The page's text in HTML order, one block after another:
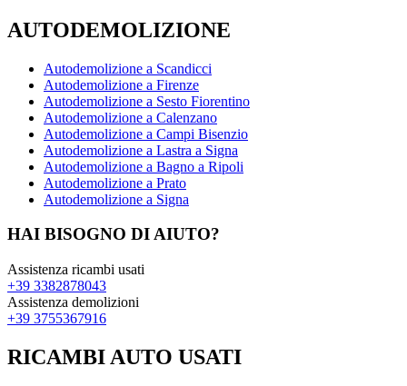
AUTODEMOLIZIONE
Autodemolizione a Scandicci
Autodemolizione a Firenze
Autodemolizione a Sesto Fiorentino
Autodemolizione a Calenzano
Autodemolizione a Campi Bisenzio
Autodemolizione a Lastra a Signa
Autodemolizione a Bagno a Ripoli
Autodemolizione a Prato
Autodemolizione a Signa
HAI BISOGNO DI AIUTO?
Assistenza ricambi usati
+39 3382878043
Assistenza demolizioni
+39 3755367916
RICAMBI AUTO USATI